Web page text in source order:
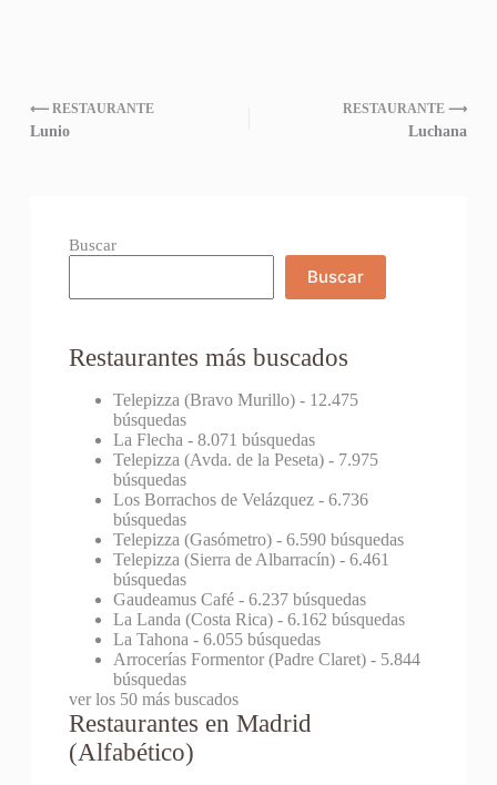
⟵ RESTAURANTE
Lunio
RESTAURANTE ⟶
Luchana
Buscar
Buscar
Restaurantes más buscados
Telepizza (Bravo Murillo)- 12.475
búsquedas
La Flecha - 8.071 búsquedas
Telepizza (Avda. de la Peseta)- 7.975
búsquedas
Los Borrachos de Velázquez- 6.736
búsquedas
Telepizza (Gasómetro)- 6.590 búsquedas
Telepizza (Sierra de Albarracín)- 6.461
búsquedas
Gaudeamus Café- 6.237 búsquedas
La Landa (Costa Rica)- 6.162 búsquedas
La Tahona - 6.055 búsquedas
Arrocerías Formentor (Padre Claret)- 5.844
búsquedas
ver los 50 más buscados
Restaurantes en Madrid
(Alfabético)